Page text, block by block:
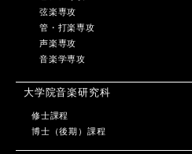
弦楽専攻
管・打楽専攻
声楽専攻
音楽学専攻
大学院音楽研究科
修士課程
博士（後期）課程